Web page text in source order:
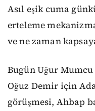
Asıl eşik cuma
erteleme
ve ne zaman
Bugün Uğur
Oğuz Demir için
görüşmesi, Ahbap